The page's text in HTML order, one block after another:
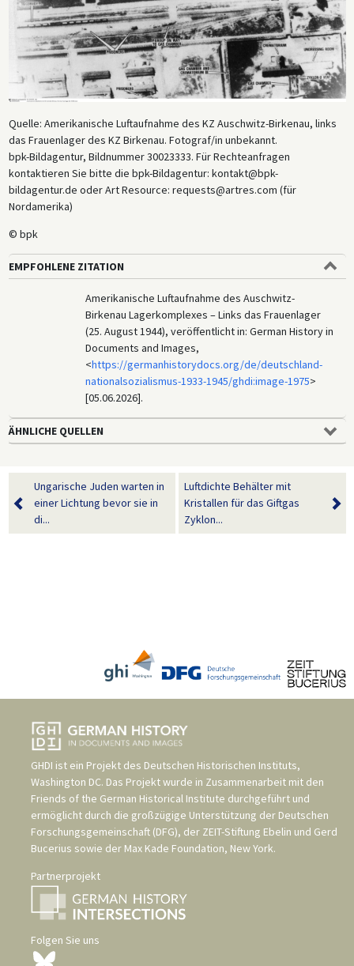
Quelle: Amerikanische Luftaufnahme des KZ Auschwitz-Birkenau, links
das Frauenlager des KZ Birkenau. Fotograf/in unbekannt.
bpk-Bildagentur, Bildnummer 30023333. Für Rechteanfragen
kontaktieren Sie bitte die bpk-Bildagentur: kontakt@bpk-
bildagentur.de oder Art Resource: requests@artres.com (für
Nordamerika)
© bpk
EMPFOHLENE ZITATION
Amerikanische Luftaufnahme des Auschwitz-
Birkenau Lagerkomplexes – Links das Frauenlager
(25. August 1944), veröffentlicht in: German History in
Documents and Images,
<https://germanhistorydocs.org/de/deutschland-
nationalsozialismus-1933-1945/ghdi:image-1975>
[05.06.2026].
ÄHNLICHE QUELLEN
Ungarische Juden warten in
einer Lichtung bevor sie in
di...
Luftdichte Behälter mit
Kristallen für das Giftgas
Zyklon...
GHDI ist ein Projekt des Deutschen Historischen Instituts,
Washington DC. Das Projekt wurde in Zusammenarbeit mit den
Friends of the German Historical Institute durchgeführt und
ermöglicht durch die großzügige Unterstützung der Deutschen
Forschungsgemeinschaft (DFG), der ZEIT-Stiftung Ebelin und Gerd
Bucerius sowie der Max Kade Foundation, New York.
Partnerprojekt
Folgen Sie uns